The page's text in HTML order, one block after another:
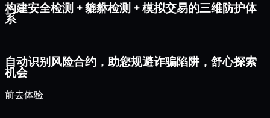
构建安全检测 + 貔貅检测 + 模拟交易的三维防护体
系
自动识别风险合约，助您规避诈骗陷阱，舒心探索
机会
前去体验